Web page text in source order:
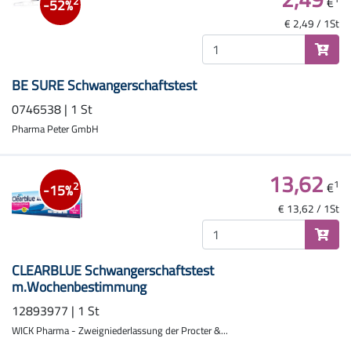
BE SURE Schwangerschaftstest
0746538 | 1 St
Pharma Peter GmbH
€ 2,49 / 1St
-15%2
CLEARBLUE Schwangerschaftstest
m.Wochenbestimmung
12893977 | 1 St
WICK Pharma - Zweigniederlassung der Procter &...
13,62€1
€ 13,62 / 1St